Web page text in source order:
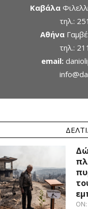
Καβάλα
τηλ.:
Αθήνα
τηλ.:
email:
ON: